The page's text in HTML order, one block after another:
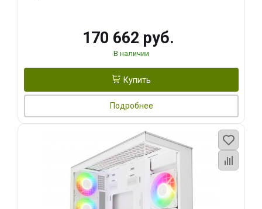
170 662 руб.
В наличии
Купить
Подробнее